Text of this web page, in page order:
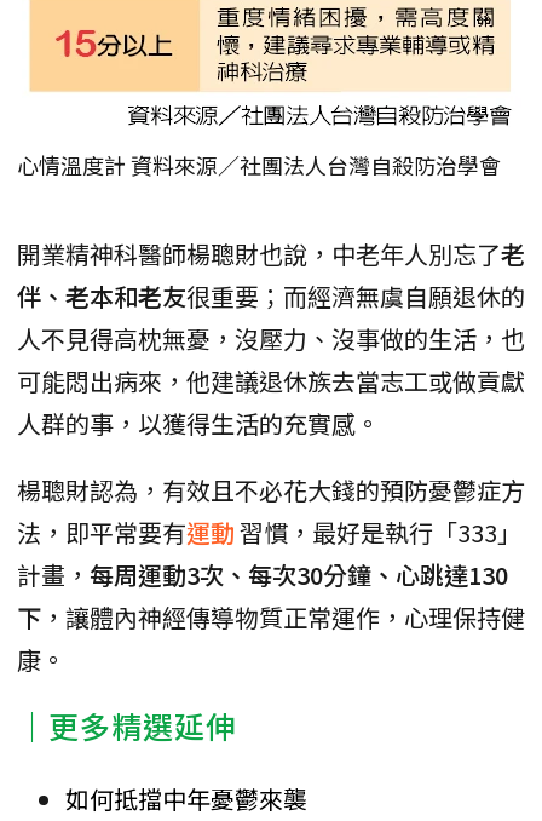
心情溫度計 資料來源／社團法人台灣自殺防治學會
開業精神科醫師楊聰財也說，中老年人別忘了老
伴、老本和老友很重要；而經濟無虞自願退休的
人不見得高枕無憂，沒壓力、沒事做的生活，也
可能悶出病來，他建議退休族去當志工或做貢獻
人群的事，以獲得生活的充實感。
楊聰財認為，有效且不必花大錢的預防憂鬱症方
法，即平常要有運動習慣，最好是執行「333」
計畫， 每周運動3次、每次30分鐘、心跳達130
下 ，讓體內神經傳導物質正常運作，心理保持健
康。
｜更多精選延伸
如何抵擋中年憂鬱來襲